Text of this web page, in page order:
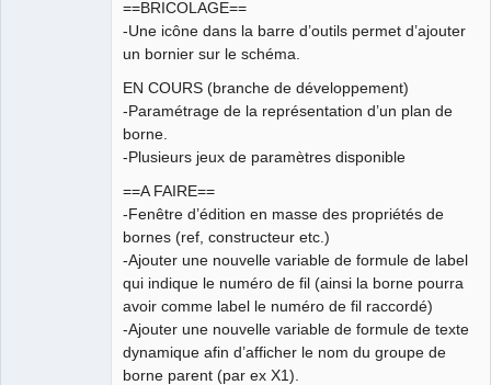
==BRICOLAGE==
-Une icône dans la barre d’outils permet d’ajouter
un bornier sur le schéma.
EN COURS (branche de développement)
-Paramétrage de la représentation d’un plan de
borne.
-Plusieurs jeux de paramètres disponible
==A FAIRE==
-Fenêtre d’édition en masse des propriétés de
bornes (ref, constructeur etc.)
-Ajouter une nouvelle variable de formule de label
qui indique le numéro de fil (ainsi la borne pourra
avoir comme label le numéro de fil raccordé)
-Ajouter une nouvelle variable de formule de texte
dynamique afin d’afficher le nom du groupe de
borne parent (par ex X1).